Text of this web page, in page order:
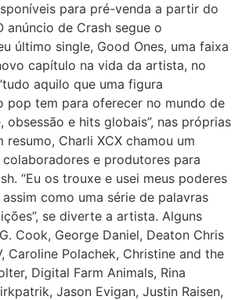
para pré-venda a partir do
anúncio de Crash segue o
último single, Good Ones, uma faixa
capítulo na vida da artista, no
aquilo que uma figura
pop tem para oferecer no mundo de
obsessão e hits globais”, nas próprias
resumo, Charli XCX chamou um
e produtores para
“Eu os trouxe e usei meus poderes
como uma série de palavras
se diverte a artista. Alguns
Cook, George Daniel, Deaton Chris
Caroline Polachek, Christine and the
Digital Farm Animals, Rina
Jason Evigan, Justin Raisen,